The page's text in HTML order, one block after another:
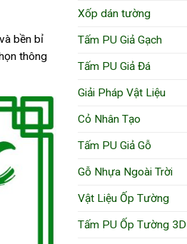
bền bỉ
thông
Xốp dán tường
Tấm PU Giả Gạch
Tấm PU Giả Đá
Giải Pháp Vật Liệu
Cỏ Nhân Tạo
Tấm PU Giả Gỗ
Gỗ Nhựa Ngoài Trời
Vật Liệu Ốp Tường
Tấm PU Ốp Tường 3D